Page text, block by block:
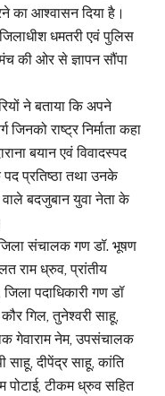
का आश्वासन दिया है।
धमतरी एवं पुलिस
की ओर से ज्ञापन सौंपा
ने बताया कि अपने
राष्ट्र निर्माता कहा
बयान एवं विवादस्पद
प्रतिष्ठा तथा उनके
बदजुबान युवा नेता के
संचालक गण डॉ. भूषण
राम ध्रुव, प्रांतीय
पदाधिकारी गण डॉ
गिल, तुनेश्वरी साहू,
गेवाराम नेम, उपसंचालक
साहू, दीपेंद्र साहू, कांति
पोटाई, टीकम ध्रुव सहित